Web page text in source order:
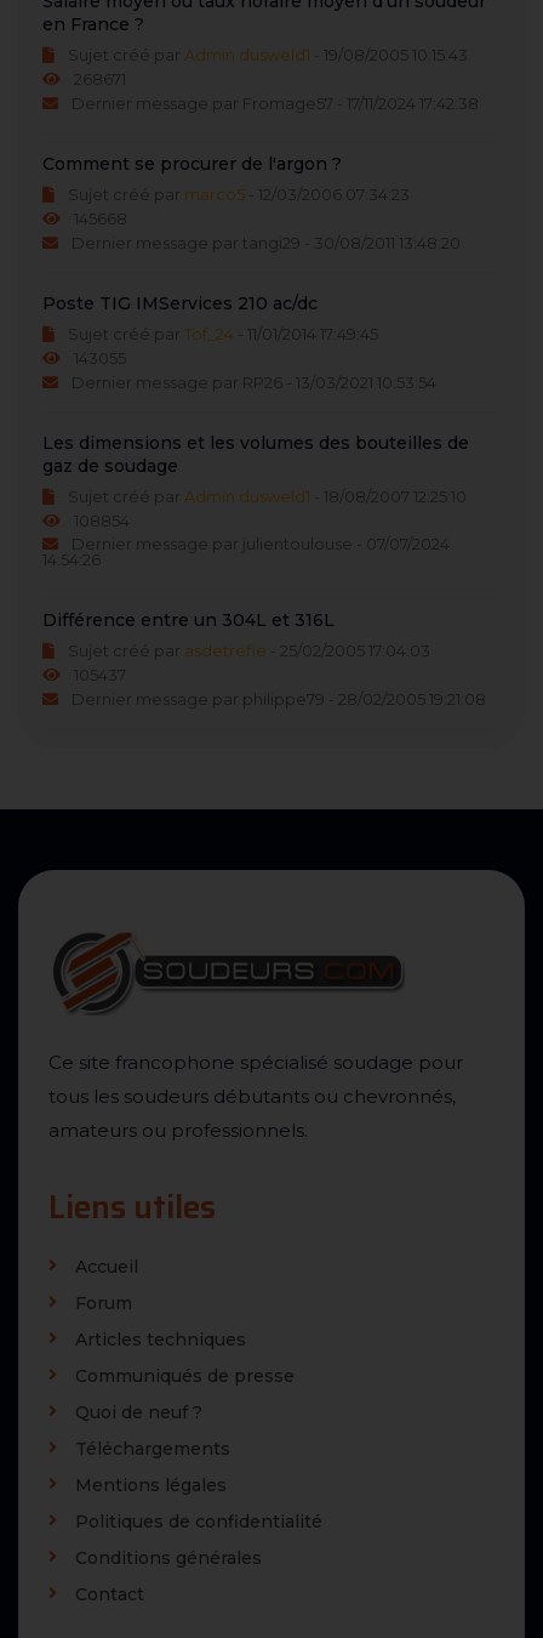
en France ?
Sujet créé par Admin dusweld1 - 19/08/2005 10:15:43
268671
Dernier message par Fromage57 - 17/11/2024 17:42:38
Comment se procurer de l'argon ?
Sujet créé par marco5 - 12/03/2006 07:34:23
145668
Dernier message par tangi29 - 30/08/2011 13:48:20
Poste TIG IMServices 210 ac/dc
Sujet créé par Tof_24 - 11/01/2014 17:49:45
143055
Dernier message par RP26 - 13/03/2021 10:53:54
Les dimensions et les volumes des bouteilles de
gaz de soudage
Sujet créé par Admin dusweld1 - 18/08/2007 12:25:10
108854
Dernier message par julientoulouse - 07/07/2024
14:54:26
Différence entre un 304L et 316L
Sujet créé par asdetrefle - 25/02/2005 17:04:03
105437
Dernier message par philippe79 - 28/02/2005 19:21:08
Ce site francophone spécialisé soudage pour
tous les soudeurs débutants ou chevronnés,
amateurs ou professionnels.
Liens utiles
Accueil
Forum
Articles techniques
Communiqués de presse
Quoi de neuf ?
Téléchargements
Mentions légales
Politiques de confidentialité
Conditions générales
Contact